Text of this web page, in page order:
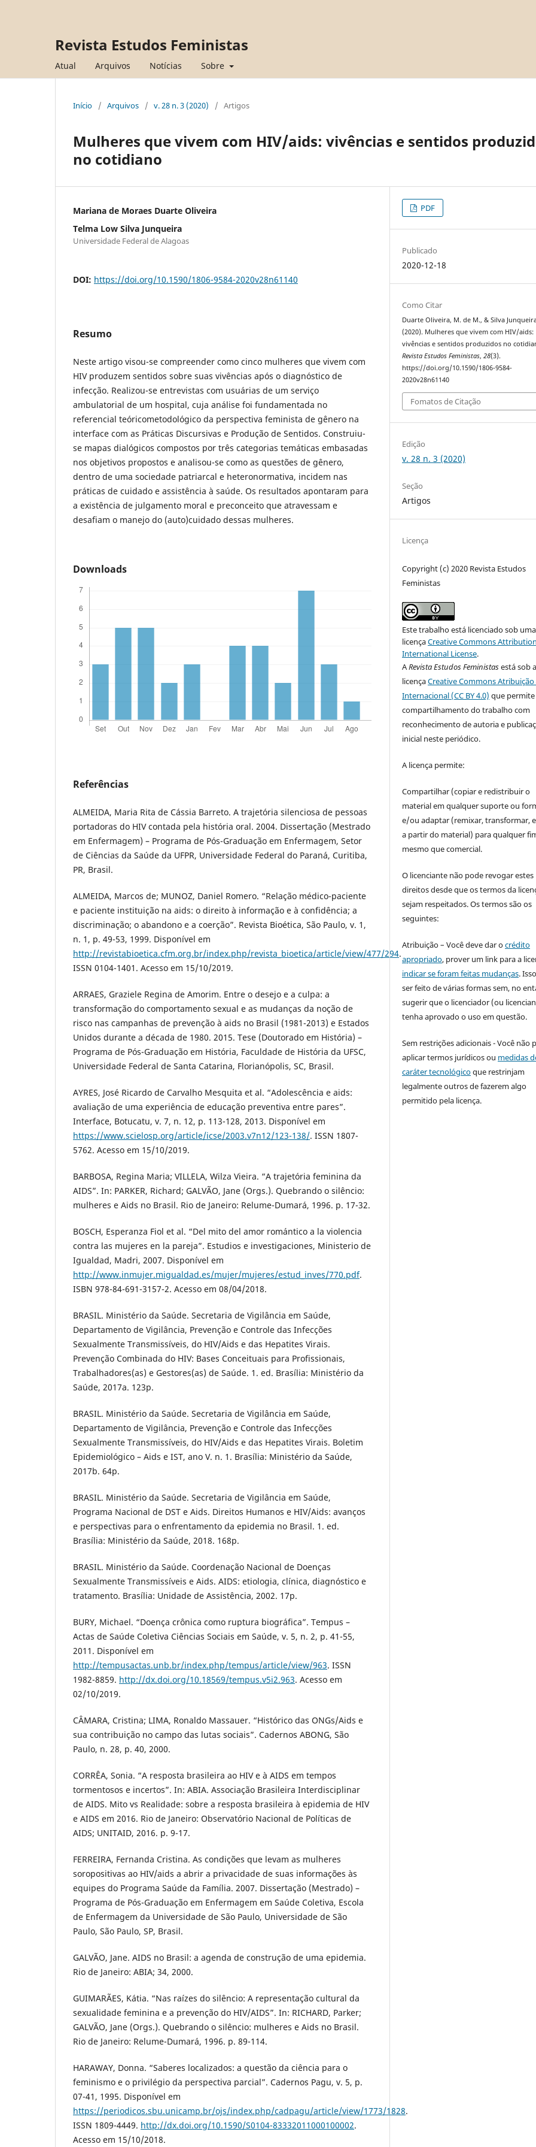
Revista Estudos Feministas
Atual Arquivos Notícias Sobre
Início / Arquivos / v. 28 n. 3 (2020) / Artigos
Mulheres que vivem com HIV/aids: vivências e sentidos
no cotidiano
Mariana de Moraes Duarte Oliveira
Telma Low Silva Junqueira
Universidade Federal de Alagoas
DOI: https://doi.org/10.1590/1806-9584-2020v28n61140
Resumo
Neste artigo visou-se compreender como cinco mulheres que vivem com
HIV produzem sentidos sobre suas vivências após o diagnóstico de
infecção. Realizou-se entrevistas com usuárias de um serviço
ambulatorial de um hospital, cuja análise foi fundamentada no
referencial teóricometodológico da perspectiva feminista de gênero na
interface com as Práticas Discursivas e Produção de Sentidos. Construiu-
se mapas dialógicos compostos por três categorias temáticas embasadas
nos objetivos propostos e analisou-se como as questões de gênero,
dentro de uma sociedade patriarcal e heteronormativa, incidem nas
práticas de cuidado e assistência à saúde. Os resultados apontaram para
a existência de julgamento moral e preconceito que atravessam e
desafiam o manejo do (auto)cuidado dessas mulheres.
Downloads
Referências
ALMEIDA, Maria Rita de Cássia Barreto. A trajetória silenciosa de pessoas
portadoras do HIV contada pela história oral. 2004. Dissertação (Mestrado
em Enfermagem) – Programa de Pós-Graduação em Enfermagem, Setor
de Ciências da Saúde da UFPR, Universidade Federal do Paraná, Curitiba,
PR, Brasil.
ALMEIDA, Marcos de; MUNOZ, Daniel Romero. “Relação médico-paciente
e paciente instituição na aids: o direito à informação e à confidência; a
discriminação; o abandono e a coerção”. Revista Bioética, São Paulo, v. 1,
n. 1, p. 49-53, 1999. Disponível em
http://revistabioetica.cfm.org.br/index.php/revista_bioetica/article/view/477/294.
ISSN 0104-1401. Acesso em 15/10/2019.
ARRAES, Graziele Regina de Amorim. Entre o desejo e a culpa: a
transformação do comportamento sexual e as mudanças da noção de
risco nas campanhas de prevenção à aids no Brasil (1981-2013) e Estados
Unidos durante a década de 1980. 2015. Tese (Doutorado em História) –
Programa de Pós-Graduação em História, Faculdade de História da UFSC,
Universidade Federal de Santa Catarina, Florianópolis, SC, Brasil.
AYRES, José Ricardo de Carvalho Mesquita et al. “Adolescência e aids:
avaliação de uma experiência de educação preventiva entre pares”.
Interface, Botucatu, v. 7, n. 12, p. 113-128, 2013. Disponível em
https://www.scielosp.org/article/icse/2003.v7n12/123-138/. ISSN 1807-
5762. Acesso em 15/10/2019.
BARBOSA, Regina Maria; VILLELA, Wilza Vieira. “A trajetória feminina da
AIDS”. In: PARKER, Richard; GALVÃO, Jane (Orgs.). Quebrando o silêncio:
mulheres e Aids no Brasil. Rio de Janeiro: Relume-Dumará, 1996. p. 17-32.
BOSCH, Esperanza Fiol et al. “Del mito del amor romántico a la violencia
contra las mujeres en la pareja”. Estudios e investigaciones, Ministerio de
Igualdad, Madri, 2007. Disponível em
http://www.inmujer.migualdad.es/mujer/mujeres/estud_inves/770.pdf.
ISBN 978-84-691-3157-2. Acesso em 08/04/2018.
BRASIL. Ministério da Saúde. Secretaria de Vigilância em Saúde,
Departamento de Vigilância, Prevenção e Controle das Infecções
Sexualmente Transmissíveis, do HIV/Aids e das Hepatites Virais.
Prevenção Combinada do HIV: Bases Conceituais para Profissionais,
Trabalhadores(as) e Gestores(as) de Saúde. 1. ed. Brasília: Ministério da
Saúde, 2017a. 123p.
BRASIL. Ministério da Saúde. Secretaria de Vigilância em Saúde,
Departamento de Vigilância, Prevenção e Controle das Infecções
Sexualmente Transmissíveis, do HIV/Aids e das Hepatites Virais. Boletim
Epidemiológico – Aids e IST, ano V. n. 1. Brasília: Ministério da Saúde,
2017b. 64p.
BRASIL. Ministério da Saúde. Secretaria de Vigilância em Saúde,
Programa Nacional de DST e Aids. Direitos Humanos e HIV/Aids: avanços
e perspectivas para o enfrentamento da epidemia no Brasil. 1. ed.
Brasília: Ministério da Saúde, 2018. 168p.
BRASIL. Ministério da Saúde. Coordenação Nacional de Doenças
Sexualmente Transmissíveis e Aids. AIDS: etiologia, clínica, diagnóstico e
tratamento. Brasília: Unidade de Assistência, 2002. 17p.
BURY, Michael. “Doença crônica como ruptura biográfica”. Tempus –
Actas de Saúde Coletiva Ciências Sociais em Saúde, v. 5, n. 2, p. 41-55,
2011. Disponível em
http://tempusactas.unb.br/index.php/tempus/article/view/963. ISSN
1982-8859. http://dx.doi.org/10.18569/tempus.v5i2.963. Acesso em
02/10/2019.
CÂMARA, Cristina; LIMA, Ronaldo Massauer. “Histórico das ONGs/Aids e
sua contribuição no campo das lutas sociais”. Cadernos ABONG, São
Paulo, n. 28, p. 40, 2000.
CORRÊA, Sonia. “A resposta brasileira ao HIV e à AIDS em tempos
tormentosos e incertos”. In: ABIA. Associação Brasileira Interdisciplinar
de AIDS. Mito vs Realidade: sobre a resposta brasileira à epidemia de HIV
e AIDS em 2016. Rio de Janeiro: Observatório Nacional de Políticas de
AIDS; UNITAID, 2016. p. 9-17.
FERREIRA, Fernanda Cristina. As condições que levam as mulheres
soropositivas ao HIV/aids a abrir a privacidade de suas informações às
equipes do Programa Saúde da Família. 2007. Dissertação (Mestrado) –
Programa de Pós-Graduação em Enfermagem em Saúde Coletiva, Escola
de Enfermagem da Universidade de São Paulo, Universidade de São
Paulo, São Paulo, SP, Brasil.
GALVÃO, Jane. AIDS no Brasil: a agenda de construção de uma epidemia.
Rio de Janeiro: ABIA; 34, 2000.
GUIMARÃES, Kátia. “Nas raízes do silêncio: A representação cultural da
sexualidade feminina e a prevenção do HIV/AIDS”. In: RICHARD, Parker;
GALVÃO, Jane (Orgs.). Quebrando o silêncio: mulheres e Aids no Brasil.
Rio de Janeiro: Relume-Dumará, 1996. p. 89-114.
HARAWAY, Donna. “Saberes localizados: a questão da ciência para o
feminismo e o privilégio da perspectiva parcial”. Cadernos Pagu, v. 5, p.
07-41, 1995. Disponível em
https://periodicos.sbu.unicamp.br/ojs/index.php/cadpagu/article/view/1773/1828.
ISSN 1809-4449. http://dx.doi.org/10.1590/S0104-83332011000100002.
Acesso em 15/10/2018.
PDF
Publicado
2020-12-18
Como Citar
Duarte Oliveira, M. de M., & Silva
(2020). Mulheres que vivem com HIV/aids:
vivências e sentidos produzidos no
Revista Estudos Feministas,28(3).
https://doi.org/10.1590/1806-9584-
2020v28n61140
Fomatos de Citação
Edição
v. 28 n. 3 (2020)
Seção
Artigos
Licença
Copyright (c) 2020 Revista Estudos
Feministas
Este trabalho está licenciado sob uma
licençaCreative Commons
International License.
ARevista Estudos Feministasestá sob a
licençaCreative Commons Atribuição
Internacional (CC BY 4.0) que
compartilhamento do trabalho com
reconhecimento de autoria e
inicial neste periódico.
A licença permite:
Compartilhar (copiar e redistribuir o
material em qualquer suporte ou
e/ou adaptar (remixar, transformar,
a partir do material) para qualquer
mesmo que comercial.
O licenciante não pode revogar estes
direitos desde que os termos da
sejam respeitados. Os termos são os
seguintes:
Atribuição – Você deve dar ocrédito
apropriado, prover um link para a
indicar se foram feitas mudanças.
ser feito de várias formas sem, no
sugerir que o licenciador (ou
tenha aprovado o uso em questão.
Sem restrições adicionais - Você não
aplicar termos jurídicos ou medidas
caráter tecnológicoque restrinjam
legalmente outros de fazerem algo
permitido pela licença.